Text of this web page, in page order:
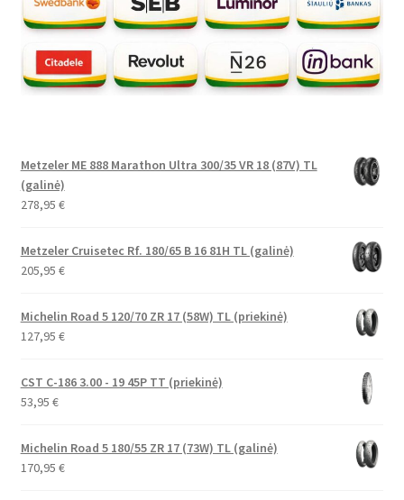
Metzeler ME 888 Marathon Ultra 300/35 VR 18 (87V) TL
(galinė)
278,95 €
Metzeler Cruisetec Rf. 180/65 B 16 81H TL (galinė)
205,95 €
Michelin Road 5 120/70 ZR 17 (58W) TL (priekinė)
127,95 €
CST C-186 3.00 - 19 45P TT (priekinė)
53,95 €
Michelin Road 5 180/55 ZR 17 (73W) TL (galinė)
170,95 €